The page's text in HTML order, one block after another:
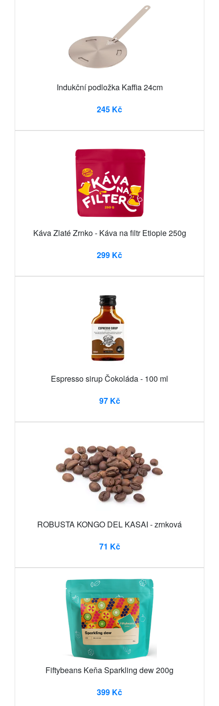
Indukční podložka Kaffia 24cm
245 Kč
Káva Zlaté Zrnko - Káva na filtr Etiopie 250g
299 Kč
Espresso sirup Čokoláda - 100 ml
97 Kč
ROBUSTA KONGO DEL KASAI - zrnková
71 Kč
Fiftybeans Keňa Sparkling dew 200g
399 Kč